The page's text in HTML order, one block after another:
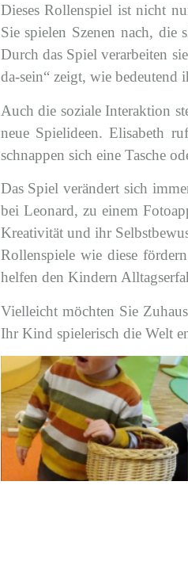
Dieses Rollenspiel ist nicht
Sie spielen Szenen nach, die
Durch das Spiel verarbeiten
da-sein“ zeigt, wie
Auch die soziale Interaktion
neue Spielideen. Elisabeth
schnappen sich eine Tasche
Das Spiel verändert sich
bei Leonard, zu einem
Kreativität und ihr
Rollenspiele wie diese
helfen den Kindern
Vielleicht möchten Sie
Ihr Kind spielerisch die Welt